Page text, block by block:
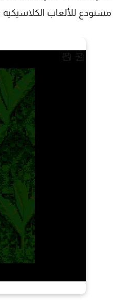
مستودع للألعاب الكلاسيكية